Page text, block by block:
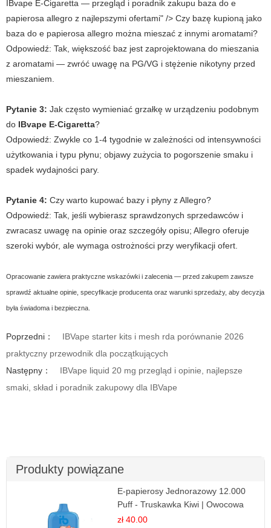
IBvape E-Cigaretta — przegląd i poradnik zakupu baza do e
papierosa allegro z najlepszymi ofertami" /> Czy bazę kupioną jako
baza do e papierosa allegro można mieszać z innymi aromatami?
Odpowiedź: Tak, większość baz jest zaprojektowana do mieszania
z aromatami — zwróć uwagę na PG/VG i stężenie nikotyny przed
mieszaniem.
Pytanie 3: Jak często wymieniać grzałkę w urządzeniu podobnym
do IBvape E-Cigaretta?
Odpowiedź: Zwykle co 1-4 tygodnie w zależności od intensywności
użytkowania i typu płynu; objawy zużycia to pogorszenie smaku i
spadek wydajności pary.
Pytanie 4: Czy warto kupować bazy i płyny z Allegro?
Odpowiedź: Tak, jeśli wybierasz sprawdzonych sprzedawców i
zwracasz uwagę na opinie oraz szczegóły opisu; Allegro oferuje
szeroki wybór, ale wymaga ostrożności przy weryfikacji ofert.
Opracowanie zawiera praktyczne wskazówki i zalecenia — przed zakupem zawsze
sprawdź aktualne opinie, specyfikacje producenta oraz warunki sprzedaży, aby decyzja
była świadoma i bezpieczna.
Poprzedni：
IBVape starter kits i mesh rda porównanie 2026
praktyczny przewodnik dla początkujących
Następny：
IBVape liquid 20 mg przegląd i opinie, najlepsze
smaki, skład i poradnik zakupowy dla IBVape
Produkty powiązane
E-papierosy Jednorazowy 12.000
Puff - Truskawka Kiwi | Owocowa
Równowaga
zł 40.00